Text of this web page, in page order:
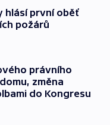
hlásí první oběť
požárů
právního
změna
do Kongresu